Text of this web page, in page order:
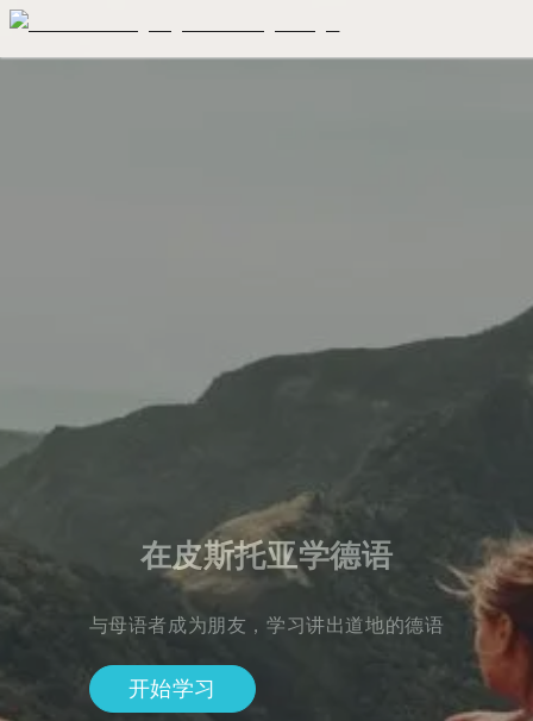
在皮斯托亚学德语
与母语者成为朋友，学习讲出道地的德语
开始学习